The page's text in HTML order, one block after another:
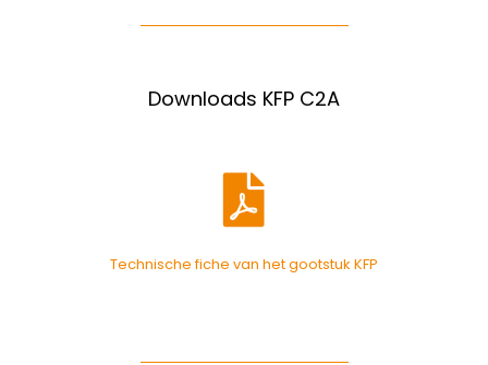
Downloads KFP C2A
Technische fiche van het gootstuk KFP